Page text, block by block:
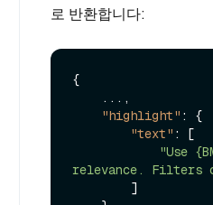
로 반환합니다:
{
    ...
,
"highlight" :
{
"text" :
[
"Use
relevance. Filters
]